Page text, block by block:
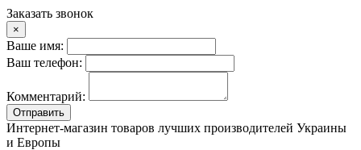
Заказать звонок
×
Ваше имя:
Ваш телефон:
Комментарий:
Отправить
Интернет-магазин товаров лучших производителей Украины
и Европы